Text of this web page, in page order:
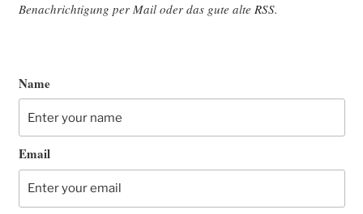
Benach­rich­ti­gung per Mail oder das gute alte RSS.
Name
Email